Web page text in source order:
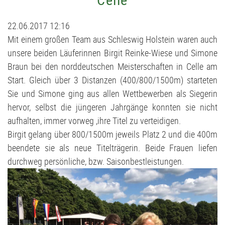
22.06.2017 12:16
Mit einem großen Team aus Schleswig Holstein waren auch
unsere beiden Läuferinnen Birgit Reinke-Wiese und Simone
Braun bei den norddeutschen Meisterschaften in Celle am
Start. Gleich über 3 Distanzen (400/800/1500m) starteten
Sie und Simone ging aus allen Wettbewerben als Siegerin
hervor, selbst die jüngeren Jahrgänge konnten sie nicht
aufhalten, immer vorweg ,ihre Titel zu verteidigen.
Birgit gelang über 800/1500m jeweils Platz 2 und die 400m
beendete sie als neue Titelträgerin. Beide Frauen liefen
durchweg persönliche, bzw. Saisonbestleistungen.
Kanu
Kids Club
Kursanmeldung | Kids Club
Leichtathletik
Schützen
Schwimmen
Tischtennis
Förderverein
Fussball Bericht Archiv
D2-Jugend - TSV Klausdorf II U12
D3-Jugend - SG Schwentine
E1-Jugend - TSV Klausdorf U11
E2-Jugend - TSV Klausdorf II U10
E3-Jugend - TSV Klausdorf III U10
F1-Jugend - TSV Klausdorf U9
F2-Jugend - TSV Klausdorf U8
G-Jugend - TSV Klausdorf U7